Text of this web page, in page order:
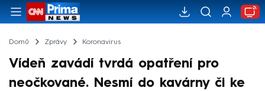
Domů Zprávy Koronavirus
Vídeň zavádí tvrdá opatření pro
neočkované. Nesmí do kavárny či ke